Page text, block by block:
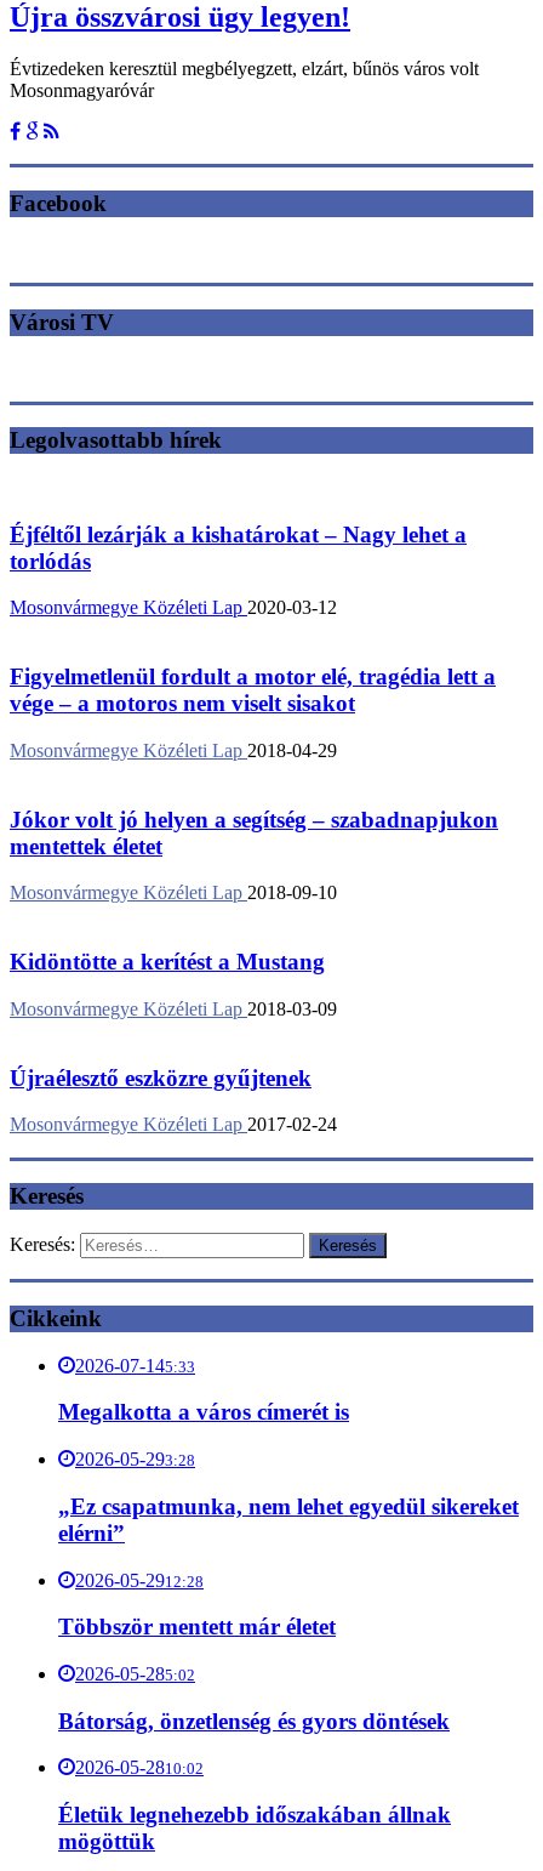
Újra összvárosi ügy legyen!
Évtizedeken keresztül megbélyegzett, elzárt, bűnös város volt
Mosonmagyaróvár
Facebook
Városi TV
Legolvasottabb hírek
Éjféltől lezárják a kishatárokat – Nagy lehet a
torlódás
Mosonvármegye Közéleti Lap 2020-03-12
Figyelmetlenül fordult a motor elé, tragédia lett a
vége – a motoros nem viselt sisakot
Mosonvármegye Közéleti Lap 2018-04-29
Jókor volt jó helyen a segítség – szabadnapjukon
mentettek életet
Mosonvármegye Közéleti Lap 2018-09-10
Kidöntötte a kerítést a Mustang
Mosonvármegye Közéleti Lap 2018-03-09
Újraélesztő eszközre gyűjtenek
Mosonvármegye Közéleti Lap 2017-02-24
Keresés
Keresés:
Cikkeink
2026-07-145:33
Megalkotta a város címerét is
2026-05-293:28
„Ez csapatmunka, nem lehet egyedül sikereket
elérni”
2026-05-2912:28
Többször mentett már életet
2026-05-285:02
Bátorság, önzetlenség és gyors döntések
2026-05-2810:02
Életük legnehezebb időszakában állnak
mögöttük